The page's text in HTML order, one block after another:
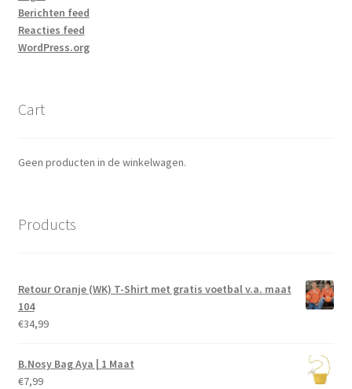
Berichten feed
Reacties feed
WordPress.org
Cart
Geen producten in de winkelwagen.
Products
Retour Oranje (WK) T-Shirt met gratis voetbal v.a. maat
104
€34,99
B.Nosy Bag Aya | 1 Maat
€7,99